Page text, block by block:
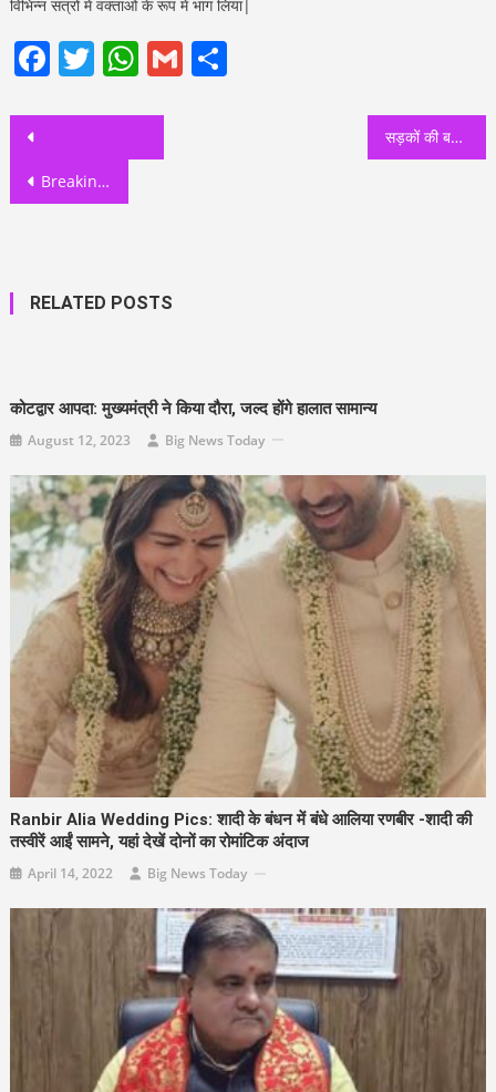
विभिन्न सत्रों में वक्ताओं के रूप में भाग लिया|
Facebook
Twitter
WhatsApp
GmailShare
Post
navigation
Breaking-: खाद्य मंत्री रेखा आर्य ने खाद्य सचिव को लिखा कड़ा पत्र।
सड़कों की बदहाली से नाराज पूर्व सीएम हरीश रावत गड्ढे देख हाईवे पर धरने पर बैठे
RELATED POSTS
कोटद्वार आपदा: मुख्यमंत्री ने किया दौरा, जल्द होंगे हालात सामान्य
August 12, 2023 Big News Today
Ranbir Alia Wedding Pics: शादी के बंधन में बंधे आलिया रणबीर -शादी की
तस्वीरें आईं सामने, यहां देखें दोनों का रोमांटिक अंदाज
April 14, 2022 Big News Today